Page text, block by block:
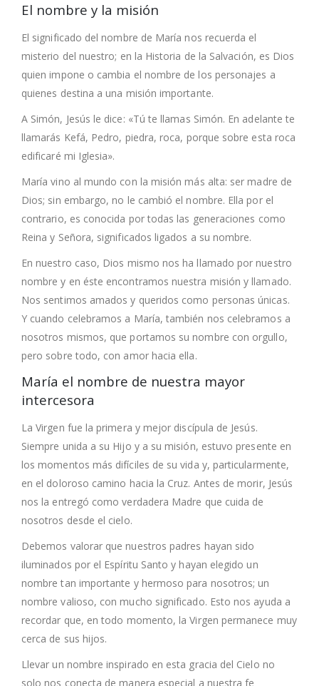
El nombre y la misión
El significado del nombre de María nos recuerda el
misterio del nuestro; en la Historia de la Salvación, es Dios
quien impone o cambia el nombre de los personajes a
quienes destina a una misión importante.
A Simón, Jesús le dice: «Tú te llamas Simón. En adelante te
llamarás Kefá, Pedro, piedra, roca, porque sobre esta roca
edificaré mi Iglesia».
María vino al mundo con la misión más alta: ser madre de
Dios; sin embargo, no le cambió el nombre. Ella por el
contrario, es conocida por todas las generaciones como
Reina y Señora, significados ligados a su nombre.
En nuestro caso, Dios mismo nos ha llamado por nuestro
nombre y en éste encontramos nuestra misión y llamado.
Nos sentimos amados y queridos como personas únicas.
Y cuando celebramos a María, también nos celebramos a
nosotros mismos, que portamos su nombre con orgullo,
pero sobre todo, con amor hacia ella.
María el nombre de nuestra mayor
intercesora
La Virgen fue la primera y mejor discípula de Jesús.
Siempre unida a su Hijo y a su misión, estuvo presente en
los momentos más difíciles de su vida y, particularmente,
en el doloroso camino hacia la Cruz. Antes de morir, Jesús
nos la entregó como verdadera Madre que cuida de
nosotros desde el cielo.
Debemos valorar que nuestros padres hayan sido
iluminados por el Espíritu Santo y hayan elegido un
nombre tan importante y hermoso para nosotros; un
nombre valioso, con mucho significado. Esto nos ayuda a
recordar que, en todo momento, la Virgen permanece muy
cerca de sus hijos.
Llevar un nombre inspirado en esta gracia del Cielo no
solo nos conecta de manera especial a nuestra fe